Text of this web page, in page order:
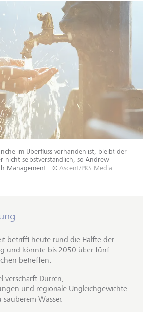
im Überfluss vorhanden ist, bleibt der
nicht selbstverständlich, so Andrew
Management.
© Ascent/PKS Media
betrifft heute rund die Hälfte der
und könnte bis 2050 über fünf
betreffen.
verschärft Dürren,
und regionale Ungleichgewichte
Wasser.